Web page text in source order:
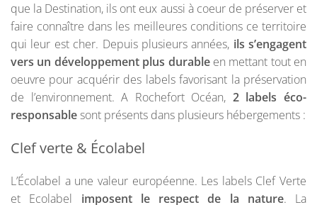
que la Destination, ils ont eux aussi à coeur de préserver et
faire connaître dans les meilleures conditions ce territoire
qui leur est cher. Depuis plusieurs années, ils s’engagent
vers un développement plus durable en mettant tout en
oeuvre pour acquérir des labels favorisant la préservation
de l’environnement. A Rochefort Océan, 2 labels éco-
responsablesont présents dans plusieurs hébergements :
Clef verte & Écolabel
L’Écolabel a une valeur européenne. Les labels Clef Verte
et Ecolabel imposent le respect de la nature. La